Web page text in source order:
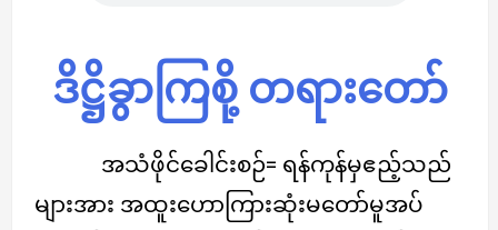
ဒိဋ္ဌိခွာကြစို့ တရားတော်
အသံဖိုင်ခေါင်းစဉ်= ရန်ကုန်မှဧည့်သည်
များအား အထူးဟောကြားဆုံးမတော်မူအပ်